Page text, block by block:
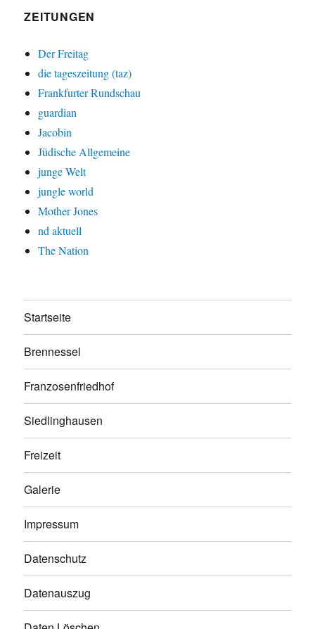
ZEITUNGEN
Der Freitag
die tageszeitung (taz)
Frankfurter Rundschau
guardian
Jacobin
Jüdische Allgemeine
junge Welt
jungle world
Mother Jones
nd aktuell
The Nation
Startseite
Brennessel
Franzosenfriedhof
Siedlinghausen
Freizeit
Galerie
Impressum
Datenschutz
Datenauszug